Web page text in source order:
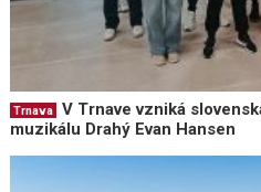
Trnava
V Trnave vzniká
muzikálu Drahý Evan Hansen